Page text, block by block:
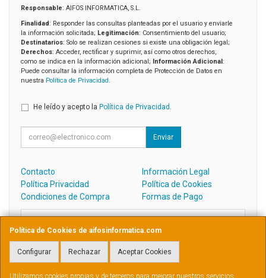
Política de Cookies de aifosinformatica.com
Configurar Rechazar Aceptar Cookies
Utilizamos cookies propias y de terceros para mejorar nuestros servicios.
Responsable: AIFOS INFORMATICA, S.L.
Finalidad: Responder las consultas planteadas por el usuario y enviarle
la información solicitada; Legitimación: Consentimiento del usuario;
Destinatarios: Solo se realizan cesiones si existe una obligación legal;
Derechos: Acceder, rectificar y suprimir, así como otros derechos,
como se indica en la información adicional;
Información Adicional :
Puede consultar la información completa de Protección de Datos en
nuestra Política de Privacidad .
He leído y acepto la Política de Privacidad
Enviar
Contacto
Información Legal
Política Privacidad
Política de Cookies
Condiciones de Compra
Formas de Pago
Contacto
admin@aifosinformatica.com